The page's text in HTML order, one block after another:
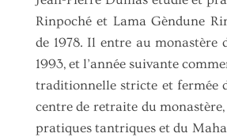
Rinpoché et Lama Gèndune
de 1978. Il entre au monastère
1993, et l’année suivante
traditionnelle stricte et fermée
centre de retraite du
pratiques tantriques et du